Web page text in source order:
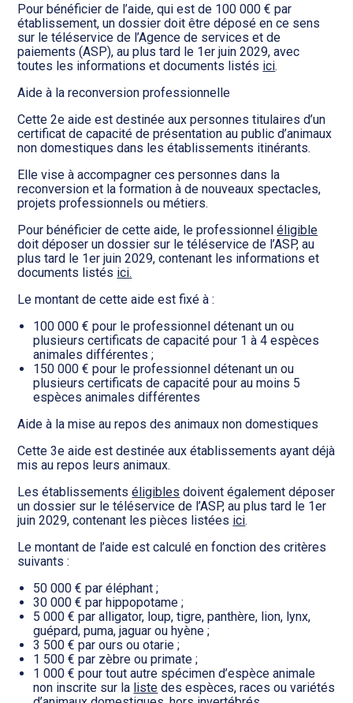
Pour bénéficier de l’aide, qui est de 100 000 € par
établissement, un dossier doit être déposé en ce sens
sur le téléservice de l’Agence de services et de
paiements (ASP), au plus tard le 1er juin 2029, avec
toutes les informations et documents listés ici.
Aide à la reconversion professionnelle
Cette 2e aide est destinée aux personnes titulaires d’un
certificat de capacité de présentation au public d’animaux
non domestiques dans les établissements itinérants.
Elle vise à accompagner ces personnes dans la
reconversion et la formation à de nouveaux spectacles,
projets professionnels ou métiers.
Pour bénéficier de cette aide, le professionneléligible
doit déposer un dossier sur le téléservice de l’ASP, au
plus tard le 1er juin 2029, contenant les informations et
documents listés ici.
Le montant de cette aide est fixé à :
100 000 € pour le professionnel détenant un ou
plusieurs certificats de capacité pour 1 à 4 espèces
animales différentes ;
150 000 € pour le professionnel détenant un ou
plusieurs certificats de capacité pour au moins 5
espèces animales différentes
Aide à la mise au repos des animaux non domestiques
Cette 3e aide est destinée aux établissements ayant déjà
mis au repos leurs animaux.
Les établissementséligibles doivent également déposer
un dossier sur le téléservice de l’ASP, au plus tard le 1er
juin 2029, contenant les pièces listées ici.
Le montant de l’aide est calculé en fonction des critères
suivants :
50 000 € par éléphant ;
30 000 € par hippopotame ;
5 000 € par alligator, loup, tigre, panthère, lion, lynx,
guépard, puma, jaguar ou hyène ;
3 500 € par ours ou otarie ;
1 500 € par zèbre ou primate ;
1 000 € pour tout autre spécimen d’espèce animale
non inscrite sur la liste des espèces, races ou variétés